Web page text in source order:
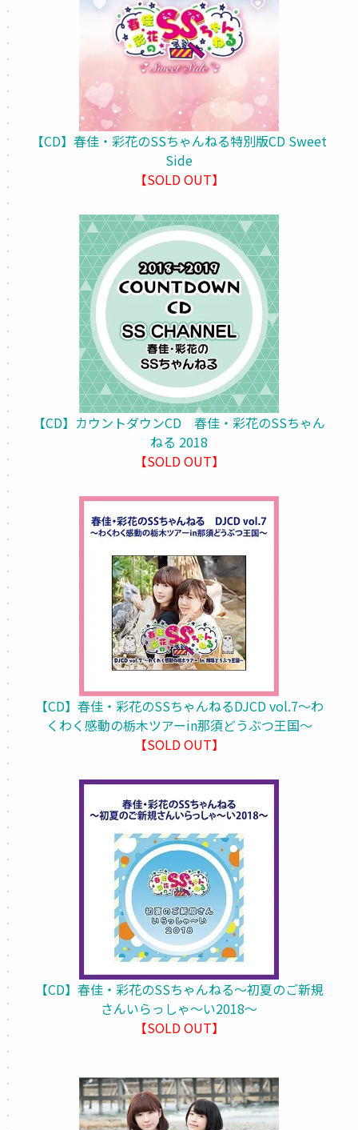
【CD】春佳・彩花のSSちゃんねる特別版CD Sweet
Side
【SOLD OUT】
【CD】カウントダウンCD 春佳・彩花のSSちゃん
ねる 2018
【SOLD OUT】
【CD】春佳・彩花のSSちゃんねるDJCD vol.7～わ
くわく感動の栃木ツアーin那須どうぶつ王国～
【SOLD OUT】
【CD】春佳・彩花のSSちゃんねる～初夏のご新規
さんいらっしゃ～い2018～
【SOLD OUT】